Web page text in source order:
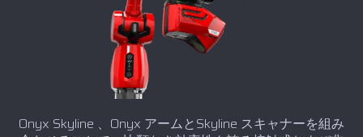
Onyx Skyline 、Onyx アームとSkyline スキャナーを組み